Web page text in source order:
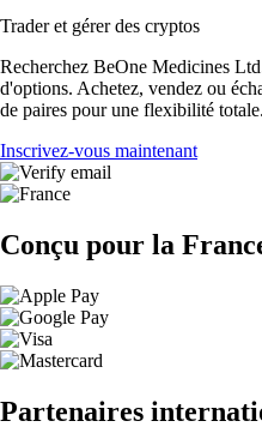
Trader et gérer des cryptos
Recherchez BeOne Medicines
d'options. Achetez, vendez ou
de paires pour une flexibilité totale.
Inscrivez-vous maintenant
Conçu pour la
Partenaires